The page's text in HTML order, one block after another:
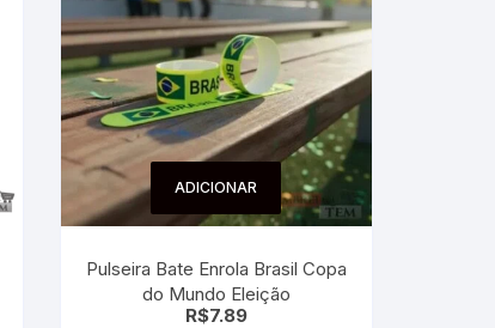
ADICIONAR
Pulseira Bate Enrola Brasil Copa
do Mundo Eleição
R$7.89